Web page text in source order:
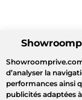
d’analyser la
performances ainsi
publicités adaptées